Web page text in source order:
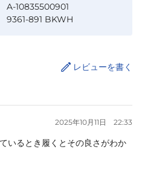
A-10835500901
9361-891 BKWH
レビューを書く
2025年10月11日 22:33
いるとき履くとその良さがわか